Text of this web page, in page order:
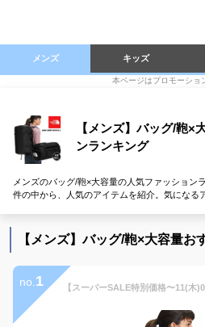
メンズ キッズ
本ページはプロモーショ
【メンズ】バッグ/鞄×
ンランキング
メンズのバッグ/鞄×大容量の人気ファッション
件の中から、人気のアイテムを紹介。気になる
【メンズ】バッグ/鞄×大容量お
no. 1